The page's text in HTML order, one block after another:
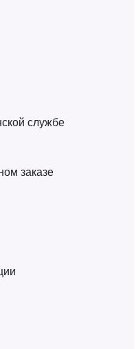
службе
заказе